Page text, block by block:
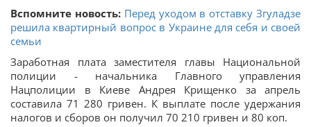
Вспомните новость: Перед уходом в отставку Згуладзе
решила квартирный вопрос в Украине для себя и своей
семьи
Заработная плата заместителя главы Национальной
полиции - начальника Главного управления
Нацполиции в Киеве Андрея Крищенко за апрель
составила 71 280 гривен. К выплате после удержания
налогов и сборов он получил 70 210 гривен и 80 коп.